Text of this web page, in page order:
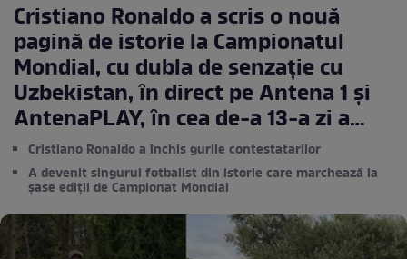
Cristiano Ronaldo a scris o nouă
pagină de istorie la Campionatul
Mondial, cu dubla de senzație cu
Uzbekistan, ȋn direct pe Antena 1 și
AntenaPLAY, ȋn cea de-a 13-a zi a
competiţiei, lider de audienţă
Cristiano Ronaldo a închis gurile contestatarilor
A devenit singurul fotbalist din istorie care marchează la
șase ediții de Campionat Mondial